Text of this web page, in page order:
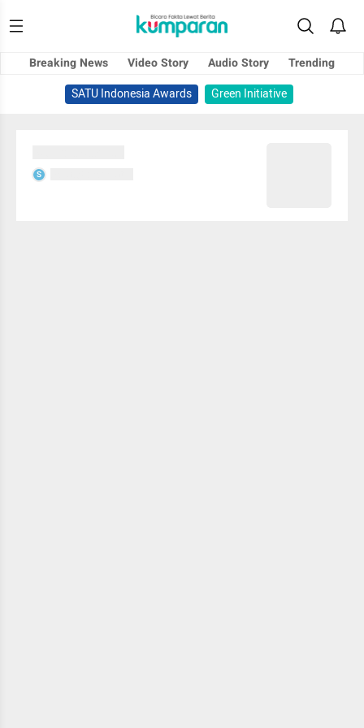
Breaking News Video Story Audio Story
Trending
SATU Indonesia Awards
Green Initiative
S